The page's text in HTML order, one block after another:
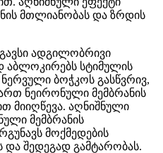
მთლიანობას და ზრდის
ადგილობრივი
აბლოკირებს სტიმულის
ბოჭკოს გასწვრივ,
ნეირონული მემბრანის
მიიღწევა. აღნიშნული
მემბრანის
მოქმედების
და შედეგად გამტარობას.